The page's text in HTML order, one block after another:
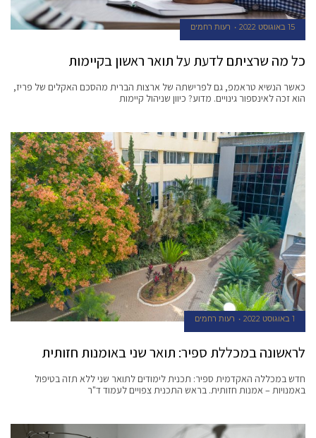
15 באוגוסט 2022 רעות רחמים
כל מה שרציתם לדעת על תואר ראשון בקיימות
כאשר הנשיא טראמפ, גם לפרישתה של ארצות הברית מהסכם האקלים של פריז,
הוא זכה לאינספור גינויים. מדוע? כיוון שניהול קיימות
1 באוגוסט 2022 רעות רחמים
לראשונה במכללת ספיר: תואר שני באומנות חזותית
חדש במכללה האקדמית ספיר: תכנית לימודים לתואר שני ללא תזה בטיפול
באמנויות – אמנות חזותית. בראש התכנית צפויים לעמוד ד"ר